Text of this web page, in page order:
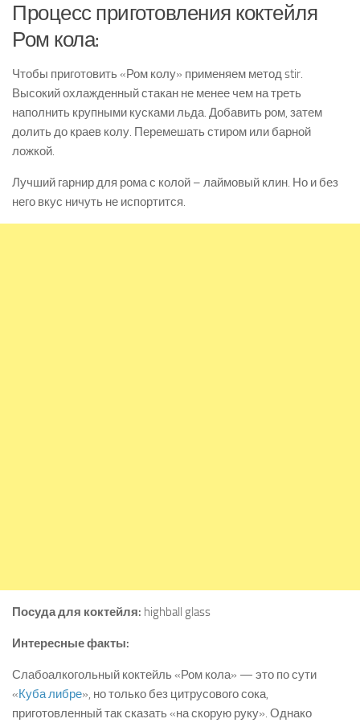
Процесс приготовления коктейля
Ром кола:
Чтобы приготовить «Ром колу» применяем метод stir.
Высокий охлажденный стакан не менее чем на треть
наполнить крупными кусками льда. Добавить ром, затем
долить до краев колу. Перемешать стиром или барной
ложкой.
Лучший гарнир для рома с колой – лаймовый клин. Но и без
него вкус ничуть не испортится.
Посуда для коктейля: highball glass
Интересные факты:
Слабоалкогольный коктейль «Ром кола» — это по сути
«Куба либре», но только без цитрусового сока,
приготовленный так сказать «на скорую руку». Однако